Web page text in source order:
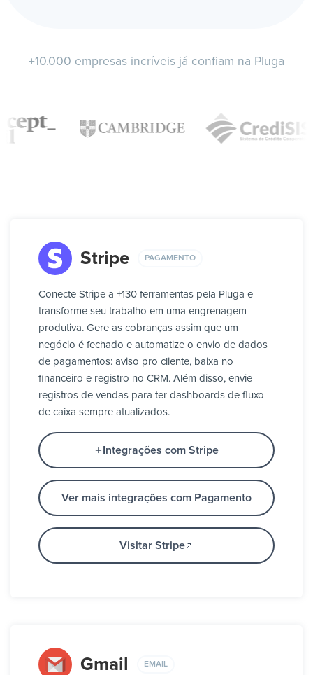
+10.000 empresas incríveis já confiam na Pluga
Stripe PAGAMENTO
Conecte Stripe a +130 ferramentas pela Pluga e
transforme seu trabalho em uma engrenagem
produtiva. Gere as cobranças assim que um
negócio é fechado e automatize o envio de dados
de pagamentos: aviso pro cliente, baixa no
financeiro e registro no CRM. Além disso, envie
registros de vendas para ter dashboards de fluxo
de caixa sempre atualizados.
Integrações com Stripe
Ver mais integrações com Pagamento
Visitar Stripe
Gmail EMAIL